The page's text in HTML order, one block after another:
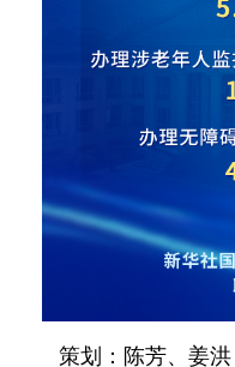
策划：陈芳、姜洪